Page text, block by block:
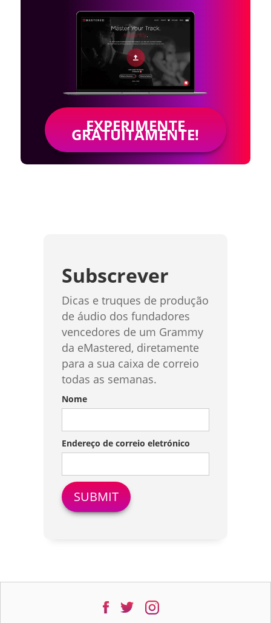
EXPERIMENTE
GRATUITAMENTE!
Subscrever
Dicas e truques de produção
de áudio dos fundadores
vencedores de um Grammy
da eMastered, diretamente
para a sua caixa de correio
todas as semanas.
Nome
Endereço de correio eletrónico